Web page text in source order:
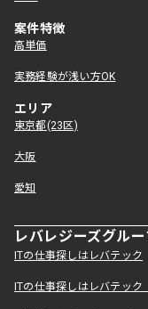
案件特徴
高単価
実務経験が浅い方OK
エリア
東京都(23区)
大阪
愛知
レバレジーズグル
ITの仕事探しはレバテック
ITの仕事探しはレバテック